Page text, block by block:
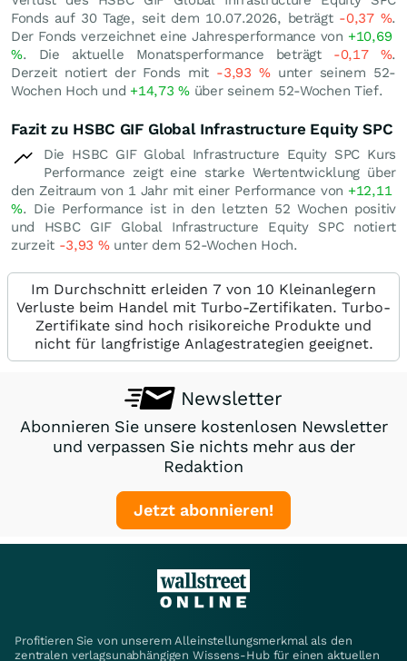
Fonds auf 30 Tage, seit dem 10.07.2026, beträgt -0,37 %.
Der Fonds verzeichnet eine Jahresperformance von +10,69
%. Die aktuelle Monatsperformance beträgt -0,17 %.
Derzeit notiert der Fonds mit -3,93 %unter seinem 52-
Wochen Hoch und +14,73%über seinem 52-Wochen Tief.
Fazit zu HSBC GIF Global Infrastructure Equity SPC
Die HSBC GIF Global Infrastructure Equity SPC Kurs
Performance zeigt eine starke Wertentwicklung über
den Zeitraum von 1 Jahr mit einer Performance von +12,11
%. Die Performance ist in den letzten 52 Wochen positiv
und HSBC GIF Global Infrastructure Equity SPC notiert
zurzeit -3,93 %unter dem 52-Wochen Hoch.
Im Durchschnitt erleiden 7 von 10 Kleinanlegern
Verluste beim Handel mit Turbo-Zertifikaten. Turbo-
Zertifikate sind hoch risikoreiche Produkte und
nicht für langfristige Anlagestrategien geeignet.
Newsletter
Abonnieren Sie unsere kostenlosen Newsletter
und verpassen Sie nichts mehr aus der
Redaktion
Jetzt abonnieren!
Profitieren Sie von unserem Alleinstellungsmerkmal als den
zentralen verlagsunabhängigen Wissens-Hub für einen aktuellen